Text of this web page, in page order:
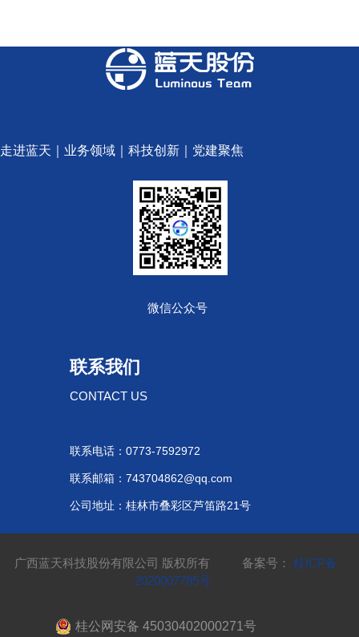
走进蓝天 业务领域 科技创新 党建聚焦
微信公众号
联系我们
CONTACT US
联系电话：0773-7592972
联系邮箱：743704862@qq.com
公司地址：桂林市叠彩区芦笛路21号
广西蓝天科技股份有限公司 版权所有 备案号： 桂ICP备
2020007785号
桂公网安备 45030402000271号